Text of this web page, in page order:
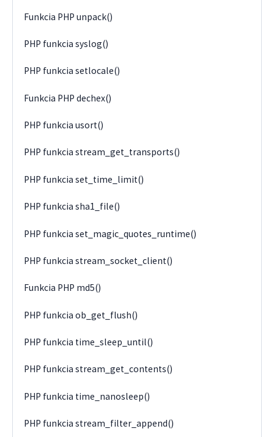
Funkcia PHP unpack()
PHP funkcia syslog()
PHP funkcia setlocale()
Funkcia PHP dechex()
PHP funkcia usort()
PHP funkcia stream_get_transports()
PHP funkcia set_time_limit()
PHP funkcia sha1_file()
PHP funkcia set_magic_quotes_runtime()
PHP funkcia stream_socket_client()
Funkcia PHP md5()
PHP funkcia ob_get_flush()
PHP funkcia time_sleep_until()
PHP funkcia stream_get_contents()
PHP funkcia time_nanosleep()
PHP funkcia stream_filter_append()